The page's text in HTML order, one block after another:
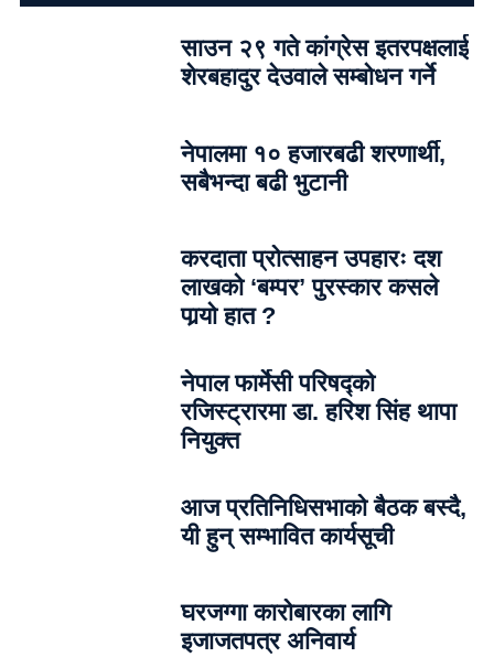
साउन २९ गते कांग्रेस इतरपक्षलाई
शेरबहादुर देउवाले सम्बोधन गर्ने
नेपालमा १० हजारबढी शरणार्थी,
सबैभन्दा बढी भुटानी
करदाता प्रोत्साहन उपहारः दश
लाखको ‘बम्पर’ पुरस्कार कसले
पार्‍याे हात ?
नेपाल फार्मेसी परिषद्को
रजिस्ट्रारमा डा. हरिश सिंह थापा
नियुक्त
आज प्रतिनिधिसभाको बैठक बस्दै,
यी हुन् सम्भावित कार्यसूची
घरजग्गा कारोबारका लागि
इजाजतपत्र अनिवार्य